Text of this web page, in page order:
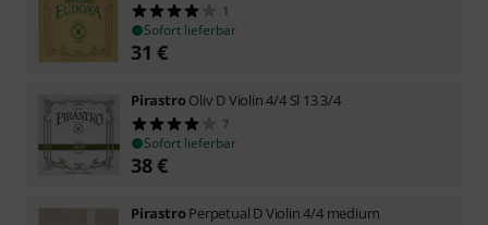
1
Sofort lieferbar
31 €
PirastroOliv D Violin 4/4 Sl 13 3/4
7
Sofort lieferbar
38€
PirastroPerpetual D Violin 4/4 medium